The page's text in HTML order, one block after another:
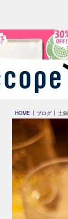
HOME ブログ 土